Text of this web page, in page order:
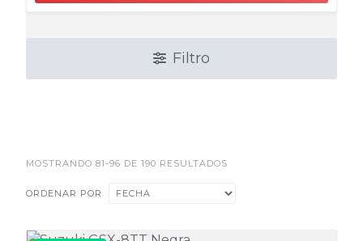
Filtro
MOSTRANDO 81-96 DE 190 RESULTADOS
ORDENAR POR